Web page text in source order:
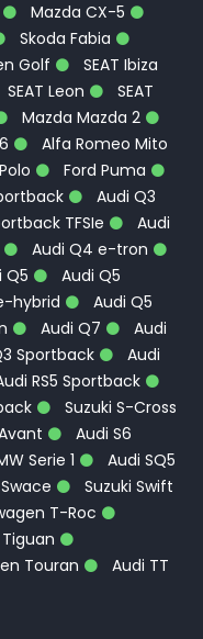
Mazda CX-5
Skoda Fabia
Golf
SEAT Ibiza
SEAT Leon
SEAT
Mazda Mazda 2
Alfa Romeo Mito
Ford Puma
Audi Q3
TFSIe
Audi
Audi Q4 e-tron
Q5
Audi Q5
hybrid
Audi Q5
Audi Q7
Audi
Sportback
Audi
RS5 Sportback
Suzuki S-Cross
Audi S6
Serie 1
Audi SQ5
Suzuki Swift
T-Roc
Touran
Audi TT